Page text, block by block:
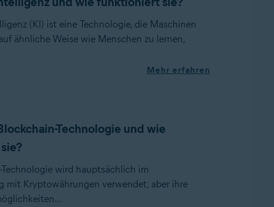
(KI) ist eine Technologie, die Maschinen
ähnliche Weise wie Menschen zu lernen,
Mehr erfahren
Technologie und wie
wird hauptsächlich im
mit Kryptowährungen verwendet, aber ihre